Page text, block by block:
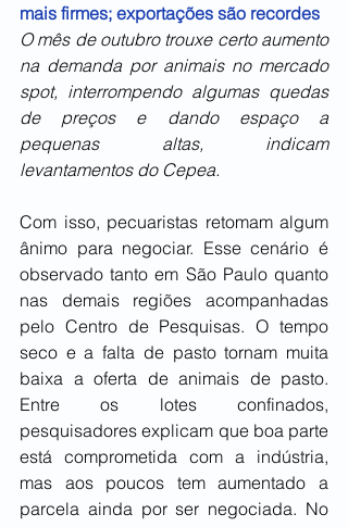
mais firmes; exportações são recordes
O mês de outubro trouxe certo aumento
na demanda por animais no mercado
spot, interrompendo algumas quedas
de preços e dando espaço a
pequenas altas, indicam
levantamentos do Cepea.
Com isso, pecuaristas retomam algum
ânimo para negociar. Esse cenário é
observado tanto em São Paulo quanto
nas demais regiões acompanhadas
pelo Centro de Pesquisas. O tempo
seco e a falta de pasto tornam muita
baixa a oferta de animais de pasto.
Entre os lotes confinados,
pesquisadores explicam que boa parte
está comprometida com a indústria,
mas aos poucos tem aumentado a
parcela ainda por ser negociada. No